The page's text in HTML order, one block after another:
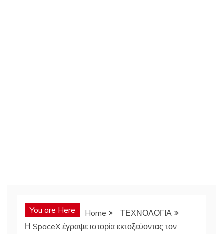
You are Here Home
ΤΕΧΝΟΛΟΓΙΑ
Η SpaceX έγραψε ιστορία εκτοξεύοντας τον